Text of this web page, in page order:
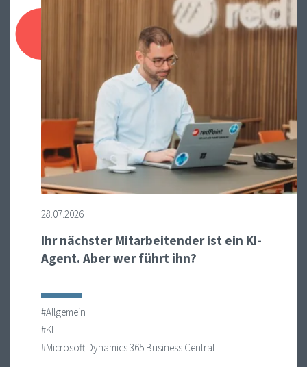
28.07.2026
Ihr nächster Mitarbeitender ist ein KI-
Agent. Aber wer führt ihn?
#Allgemein
#KI
#Microsoft Dynamics 365 Business Central